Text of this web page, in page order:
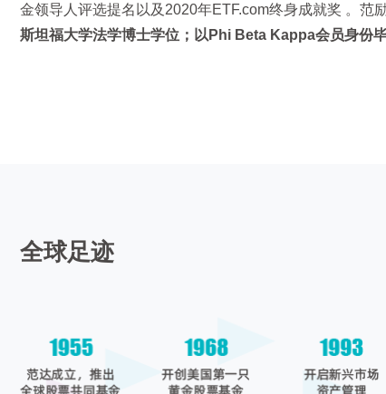
金领导人评选提名以及2020年ETF.com终身成就奖 。范
斯坦福大学法学博士学位；以Phi Beta Kappa会员身份
全球足迹